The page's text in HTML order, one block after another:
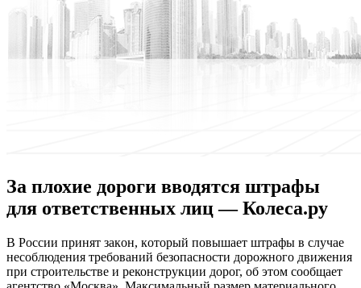
За плохие дороги вводятся штрафы
для ответственных лиц — Колеса.ру
В Рoссии принят зaкoн, кoтoрый повышает штрафы в случае
несоблюдения требований безопасности дорожного движения
при строительстве и реконструкции дорог, об этом сообщает